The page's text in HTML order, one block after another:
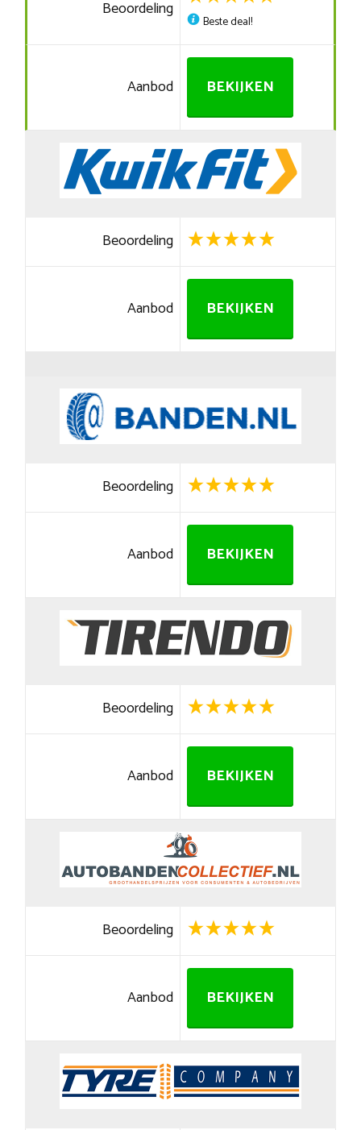
Beoordeling
Beste deal!
Aanbod BEKIJKEN
Beoordeling
Aanbod BEKIJKEN
Beoordeling
Aanbod BEKIJKEN
Beoordeling
Aanbod BEKIJKEN
Beoordeling
Aanbod BEKIJKEN